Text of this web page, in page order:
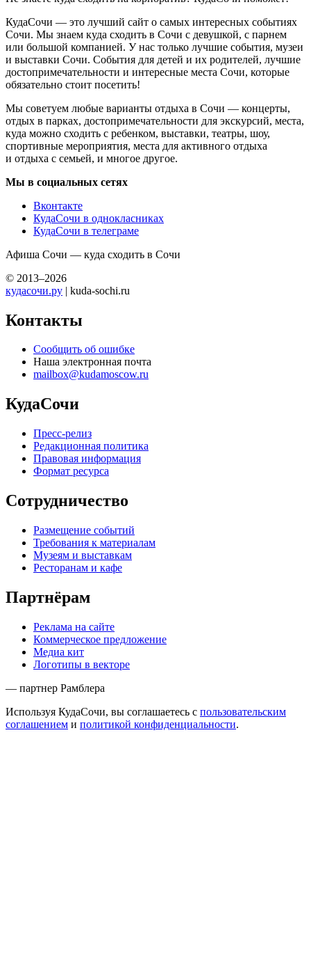
КудаСочи — это лучший сайт о самых интересных событиях
Сочи. Мы знаем куда сходить в Сочи с девушкой, с парнем
или большой компанией. У нас только лучшие события, музеи
и выставки Сочи. События для детей и их родителей, лучшие
достопримечательности и интересные места Сочи, которые
обязательно стоит посетить!
Мы советуем любые варианты отдыха в Сочи — концерты,
отдых в парках, достопримечательности для экскурсий, места,
куда можно сходить с ребенком, выставки, театры, шоу,
спортивные мероприятия, места для активного отдыха
и отдыха с семьей, и многое другое.
Мы в социальных сетях
Вконтакте
КудаСочи в однокласниках
КудаСочи в телеграме
Афиша Сочи — куда сходить в Сочи
© 2013–2026
кудасочи.ру | kuda-sochi.ru
Контакты
Сообщить об ошибке
Наша электронная почта
mailbox@kudamoscow.ru
КудаСочи
Пресс-релиз
Редакционная политика
Правовая информация
Формат ресурса
Сотрудничество
Размещение событий
Требования к материалам
Музеям и выставкам
Ресторанам и кафе
Партнёрам
Реклама на сайте
Коммерческое предложение
Медиа кит
Логотипы в векторе
— партнер Рамблера
Используя КудаСочи, вы соглашаетесь с пользовательским
соглашением и политикой конфиденциальности.